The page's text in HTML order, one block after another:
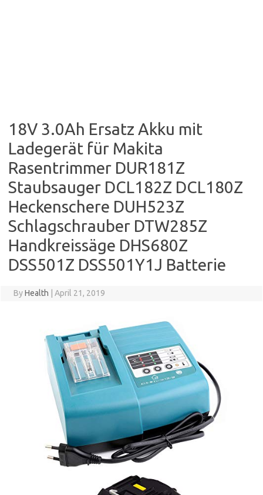
18V 3.0Ah Ersatz Akku mit
Ladegerät für Makita
Rasentrimmer DUR181Z
Staubsauger DCL182Z DCL180Z
Heckenschere DUH523Z
Schlagschrauber DTW285Z
Handkreissäge DHS680Z
DSS501Z DSS501Y1J Batterie
ByHealth April 21, 2019